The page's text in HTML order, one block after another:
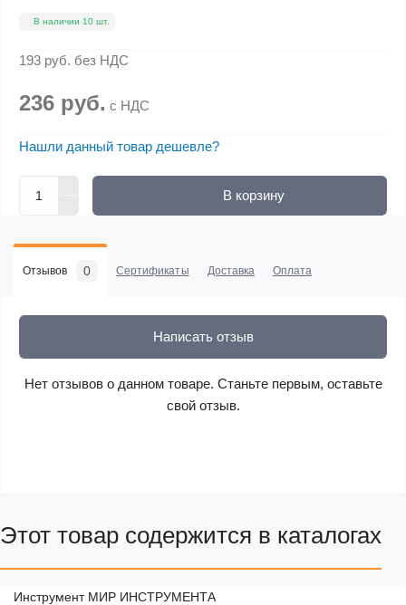
В наличии 10 шт.
193 руб. без НДС
236 руб. с НДС
Нашли данный товар дешевле?
В корзину
Отзывов 0 Сертификаты Доставка Оплата
Написать отзыв
Нет отзывов о данном товаре. Станьте первым, оставьте
свой отзыв.
Этот товар содержится в каталогах
Инструмент МИР ИНСТРУМЕНТА